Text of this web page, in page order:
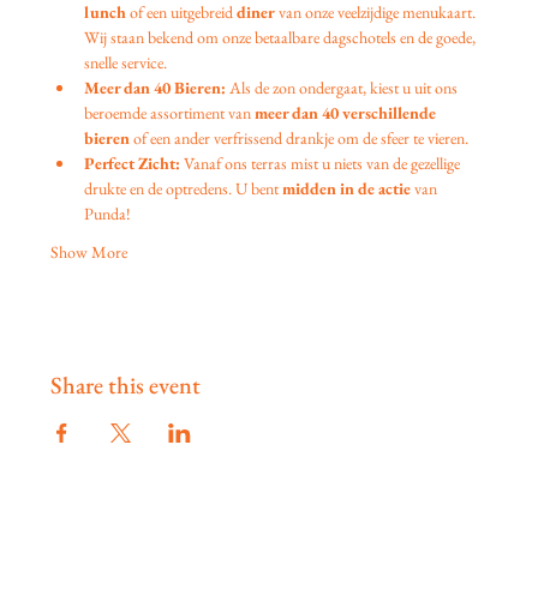
lunch of een uitgebreid diner van onze veelzijdige menukaart.
Wij staan bekend om onze betaalbare dagschotels en de goede,
snelle service.
Meer dan 40 Bieren: Als de zon ondergaat, kiest u uit ons
beroemde assortiment van meer dan 40 verschillende
bieren of een ander verfrissend drankje om de sfeer te vieren.
Perfect Zicht: Vanaf ons terras mist u niets van de gezellige
drukte en de optredens. U bent midden in de actie van
Punda!
Show More
Share this event